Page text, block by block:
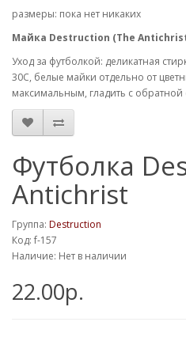
размеры: пока нет никаких
Майка Destruction (The
Уход за футболкой: деликатная
30С, белые майки отдельно от
максимальным, гладить с обратной
Футболка
Antichrist
Группа: Destruction
Код: f-157
Наличие: Нет в наличии
22.00р.